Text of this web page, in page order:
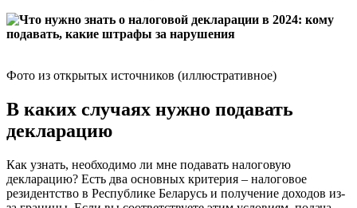
Фото из открытых источников (иллюстративное)
В каких случаях нужно подавать
декларацию
Как узнать, необходимо ли мне подавать налоговую
декларацию? Есть два основных критерия – налоговое
резидентство в Республике Беларусь и получение доходов из-